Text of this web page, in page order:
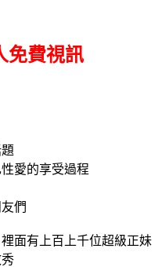
免費視訊
愛的享受過程
們
裡面有上百上千位超級正妹